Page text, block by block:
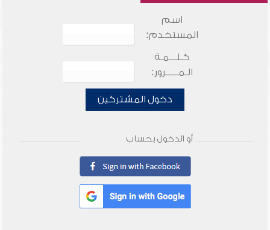
اسم
المستخدم:
كـلـــمـة
الـمـــــرور:
دخول المشتركين
أو الدخول بحساب